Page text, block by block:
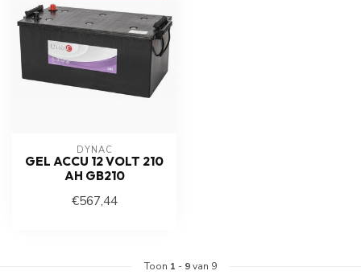
DYNAC
GEL ACCU 12 VOLT 210
AH GB210
€567,44
Toon 1 - 9van 9